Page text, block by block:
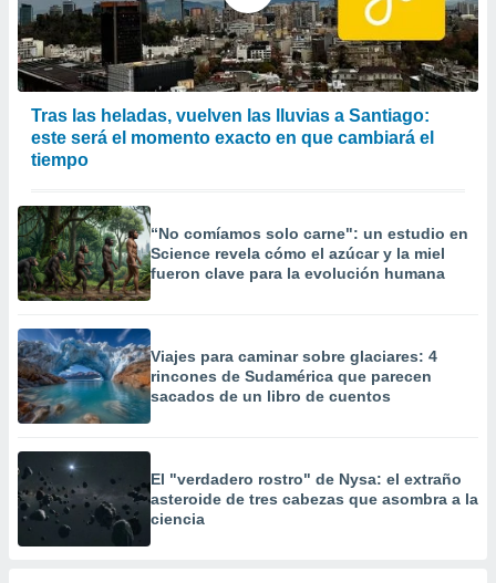
Tras las heladas, vuelven las lluvias a Santiago:
este será el momento exacto en que cambiará el
tiempo
“No comíamos solo carne": un estudio en
Science revela cómo el azúcar y la miel
fueron clave para la evolución humana
Viajes para caminar sobre glaciares: 4
rincones de Sudamérica que parecen
sacados de un libro de cuentos
El "verdadero rostro" de Nysa: el extraño
asteroide de tres cabezas que asombra a la
ciencia